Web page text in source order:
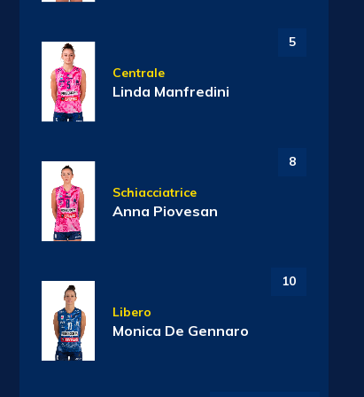
5
Centrale
Linda Manfredini
8
Schiacciatrice
Anna Piovesan
10
Libero
Monica De Gennaro